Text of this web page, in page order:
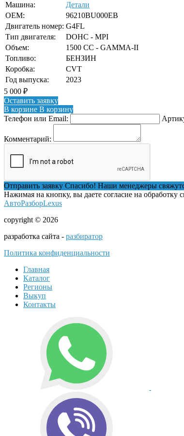
Машина:
Детали
OEM:
96210BU000EB
Двигатель номер: G4FL
Тип двигателя:
DOHC - MPI
Объем:
1500 CC - GAMMA-II
Топливо:
БЕНЗИН
Коробка:
CVT
Год выпуска:
2023
5 000 ₽
Оставить заявку
В корзине В корзину
Телефон или Email:
Комментарий:
Отправить заявку Спасибо! Наши менеджеры
Нажимая на кнопку, вы даете согласие на обработку
АвтоРазборLexus
copyright © 2026
разработка сайта - разбиратор
Политика конфиденциальности
Главная
Каталог
Регионы
Выкуп
Контакты